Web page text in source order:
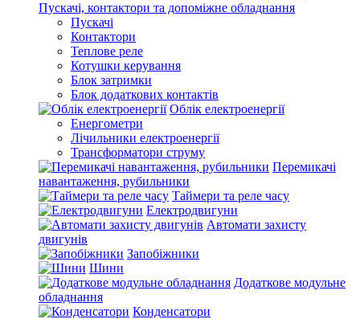
Пускачі, контактори та допоміжне обладнання
Пускачі
Контактори
Теплове реле
Котушки керування
Блок затримки
Блок додаткових контактів
Облік електроенергії
Енергометри
Лічильники електроенергії
Трансформатори струму
Перемикачі
навантаження, рубильники
Таймери та реле часу
Електродвигуни
Автомати захисту
двигунів
Запобіжники
Шини
Додаткове модульне
обладнання
Конденсатори